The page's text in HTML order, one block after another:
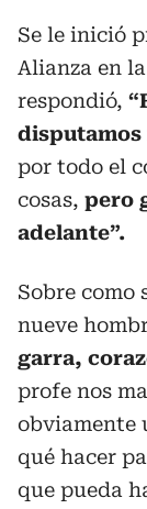
Se le inició
Alianza en
respondió,
disputamos
por todo el
cosas, pero
adelante”.
Sobre como
nueve
garra,
profe nos
obviamente
qué hacer
que pueda